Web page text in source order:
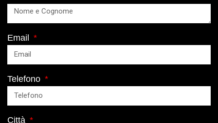
Email
Telefono
Città